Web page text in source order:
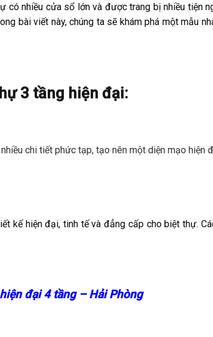
nhiều cửa sổ lớn và được trang bị nhiều tiện
bài viết này, chúng ta sẽ khám phá một mẫu
3 tầng hiện đại:
chi tiết phức tạp, tạo nên một diện mạo
kế hiện đại, tinh tế và đẳng cấp cho biệt thự.
đại 4 tầng – Hải Phòng